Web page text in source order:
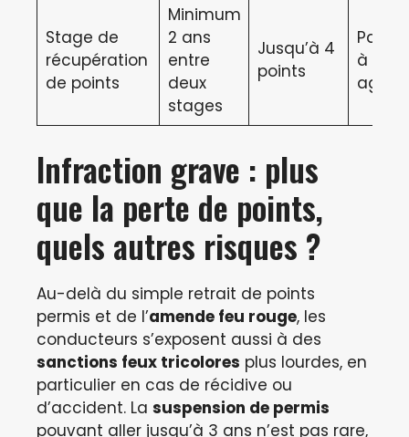
Stage de
récupération
de points
Minimum
2 ans
entre
deux
stages
Jusqu’à 4
points
à un
agréé
Infraction grave : plus
que la perte de points,
quels autres risques ?
Au-delà du simple retrait de points
permis et de l’amende feu rouge, les
conducteurs s’exposent aussi à des
sanctions feux tricolores plus lourdes, en
particulier en cas de récidive ou
d’accident. La suspension de permis
pouvant aller jusqu’à 3 ans n’est pas rare,